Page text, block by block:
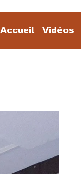
Accueil Vidéos